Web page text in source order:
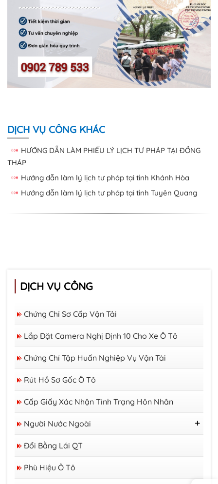
DỊCH VỤ CÔNG KHÁC
HƯỚNG DẪN LÀM PHIẾU LÝ LỊCH TƯ PHÁP TẠI ĐỒNG
THÁP
Hướng dẫn làm lý lịch tư pháp tại tỉnh Khánh Hòa
Hướng dẫn làm lý lịch tư pháp tại tỉnh Tuyên Quang
DỊCH VỤ CÔNG
Chứng Chỉ Sơ Cấp Vận Tải
Lắp Đặt Camera Nghị Định 10 Cho Xe Ô Tô
Chứng Chỉ Tập Huấn Nghiệp Vụ Vận Tải
Rút Hồ Sơ Gốc Ô Tô
Cấp Giấy Xác Nhận Tình Trạng Hôn Nhân
Người Nước Ngoài
Thị Thực
Thẻ Tạm Trú
Giấy Phép Lao Động
Đổi Bằng Lái QT
Phù Hiệu Ô Tô